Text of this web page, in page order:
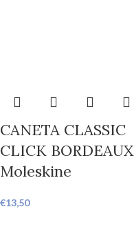
CANETA CLASSIC
CLICK BORDEAUX
Moleskine
€13,50